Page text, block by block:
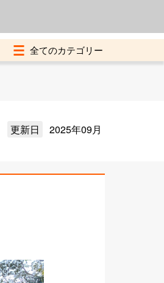
更新日 2025年09月